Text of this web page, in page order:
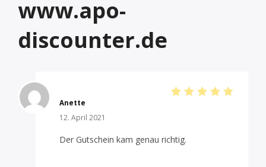
www.apo-
discounter.de
Anette
12. April 2021
Der Gutschein kam genau richtig.